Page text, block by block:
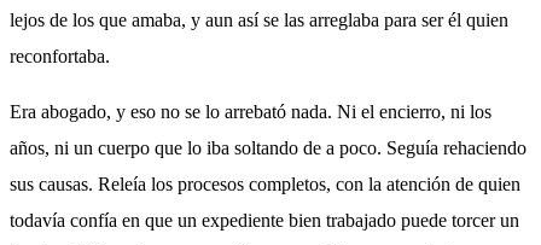
lejos de los que amaba, y aun así se las arreglaba para ser él quien
reconfortaba.
Era abogado, y eso no se lo arrebató nada. Ni el encierro, ni los
años, ni un cuerpo que lo iba soltando de a poco. Seguía rehaciendo
sus causas. Releía los procesos completos, con la atención de quien
todavía confía en que un expediente bien trabajado puede torcer un